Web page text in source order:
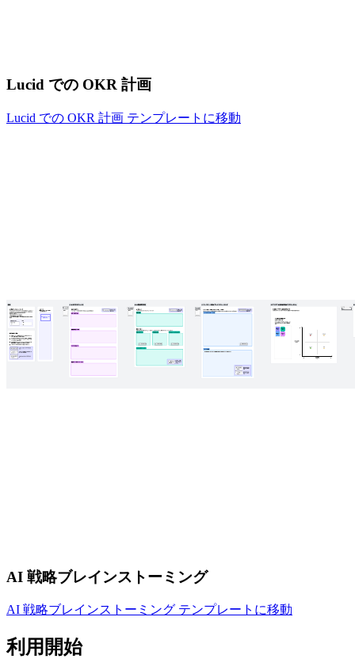
Lucid での OKR 計画
Lucid での OKR 計画 テンプレートに移動
AI 戦略ブレインストーミング
AI 戦略ブレインストーミング テンプレートに移動
利用開始